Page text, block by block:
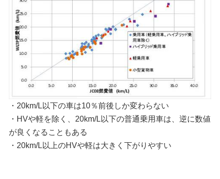
・20km/L以下の車は10％前後しか変わらない
・HVや軽を除く、20km/L以下の普通乗用車は、逆に数値
が良くなることもある
・20km/L以上のHVや軽は大きく下がりやすい